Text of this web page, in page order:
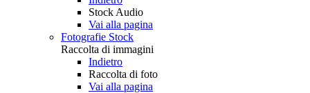
Stock Audio
Vai alla pagina
Fotografie Stock
Raccolta di immagini
Indietro
Raccolta di foto
Vai alla pagina